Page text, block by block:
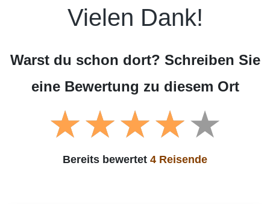
Vielen Dank!
Warst du schon dort? Schreiben Sie
eine Bewertung zu diesem Ort
Bereits bewertet 4 Reisende